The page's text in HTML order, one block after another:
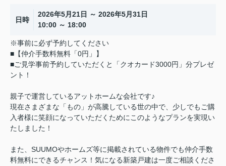
日時
2026年5月21日 ～ 2026年5月31日
10:00 ～ 18:00
※事前に必ず予約してください
■【仲介手数料無料「0円」】
■ご見学事前予約していただくと「クオカード3000円」分プレゼ
ント！
親子で運営しているアットホームな会社です♪
現在さまざまな「もの」が高騰している世の中で、少しでもご購
入者様に笑顔になっていただくためにこのようなプランを実現い
たしました！
また、SUUMOやホームズ等に掲載されている物件でも仲介手数
料無料にできるチャンス！気になる新築戸建は一度ご相談くださ